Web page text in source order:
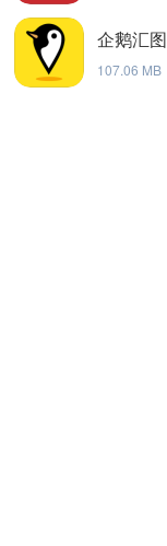
企鹅汇图
107.06 MB